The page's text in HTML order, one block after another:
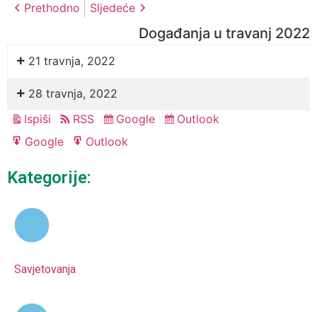
Prethodno
Sljedeće
Događanja u travanj 2022
21 travnja, 2022
28 travnja, 2022
Ispiši
Pregled
RSS
Subscribe
in
Google
Subscribe
Outlook
Export
Google
Export
Outlook
Kategorije:
Savjetovanja